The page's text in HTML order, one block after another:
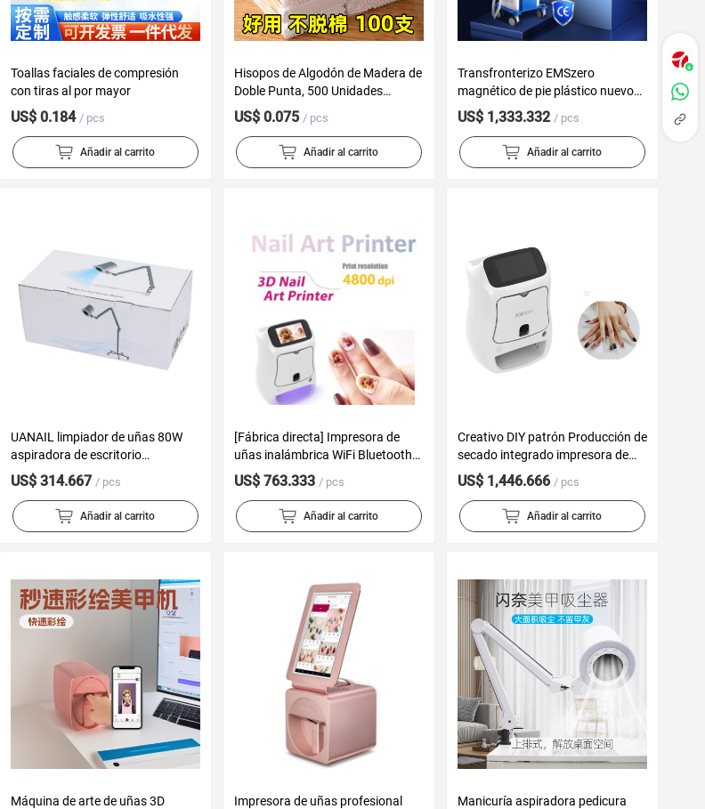
Toallas faciales de compresión
con tiras al por mayor
US$ 0.184 / pcs
Añadir al carrito
Hisopos de Algodón de Madera de
Doble Punta, 500 Unidades
Desechables - Limpiadores de
Oídos y Maquillaje al por Mayor
US$ 0.075 / pcs
Añadir al carrito
Transfronterizo EMSzero
magnético de pie plástico nuevo
chaleco desmontable de pantalla
grande línea de entrenamiento
muscular superpotencia
US$ 1,333.332 / pcs
Añadir al carrito
UANAIL limpiador de uñas 80W
aspiradora de escritorio
iluminación de gran tamaño
limpiador de uñas
US$ 314.667 / pcs
Añadir al carrito
[Fábrica directa] Impresora de
uñas inalámbrica WiFi Bluetooth
pintura por pulverización
comercial secado automático
US$ 763.333 / pcs
Añadir al carrito
Creativo DIY patrón Producción de
secado integrado impresora de
uñas fácil operación por una
persona
US$ 1,446.666 / pcs
Añadir al carrito
Máquina de arte de uñas 3D
Impresora de uñas profesional
Manicuría aspiradora pedicura